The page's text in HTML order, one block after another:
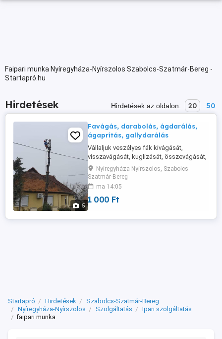
Faipari munka Nyíregyháza-Nyírszolos Szabolcs-Szatmár-Bereg -
Startapró.hu
Hirdetések Hirdetések az oldalon: 20 50
5
Favágás, darabolás, ágdarálás,
ágaprítás, gallydarálás
Vállaljuk veszélyes fák kivágását,
visszavágását, kuglizását, összevágását,
Valamint tűzifadarabolást-ágdarálást,
ágaprítást, gallydarálást Szeretném
figyelmébe ajánlani az akciónkat, ami a
jelent. Kérem hivatkozzon erre a
tudjam ...
Nyíregyháza-Nyírszolos, Szabolcs-
Szatmár-Bereg
ma 14:05
1 000 Ft
Startapró Hirdetések
Szabolcs-Szatmár-Bereg
Nyíregyháza-Nyírszolos
Szolgáltatás
Ipari szolgáltatás
faipari munka